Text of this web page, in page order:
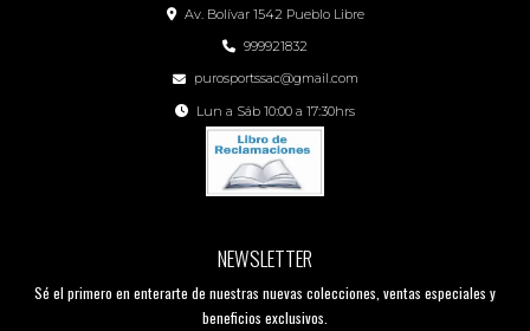
Av. Bolívar 1542 Pueblo Libre
999921832
purosportssac@gmail.com
Lun a Sáb 10:00 a 17:30hrs
NEWSLETTER
Sé el primero en enterarte de nuestras nuevas colecciones, ventas especiales y
beneficios exclusivos.